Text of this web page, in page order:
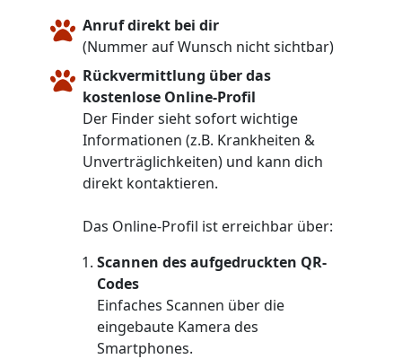
Anruf direkt bei dir
(Nummer auf Wunsch nicht sichtbar)
Rückvermittlung über das
kostenlose Online-Profil
Der Finder sieht sofort wichtige
Informationen (z.B. Krankheiten &
Unverträglichkeiten) und kann dich
direkt kontaktieren.
Das Online-Profil ist erreichbar über:
Scannen des aufgedruckten QR-
Codes
Einfaches Scannen über die
eingebaute Kamera des
Smartphones.